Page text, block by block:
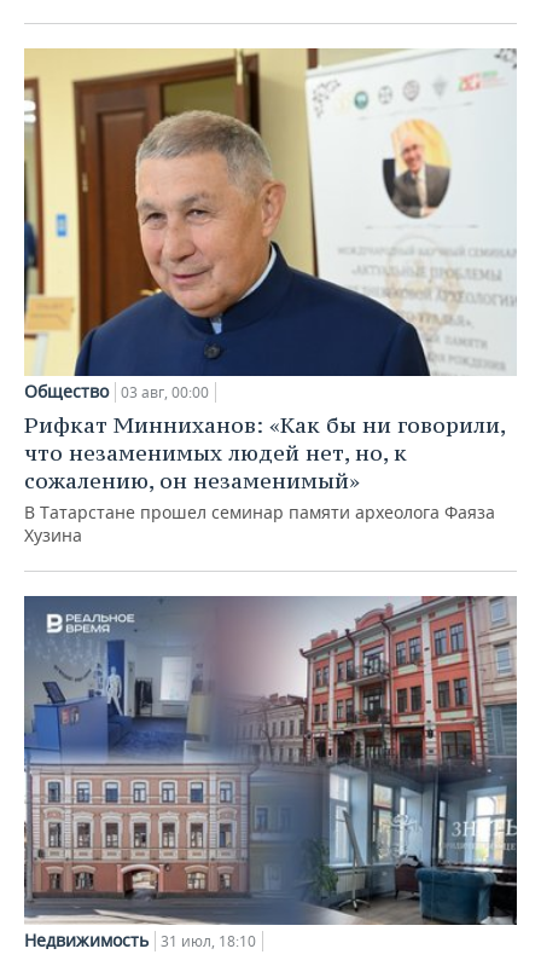
Общество 03 авг, 00:00
Рифкат Минниханов: «Как бы ни говорили,
что незаменимых людей нет, но, к
сожалению, он незаменимый»
В Татарстане прошел семинар памяти археолога Фаяза
Хузина
Недвижимость 31 июл, 18:10